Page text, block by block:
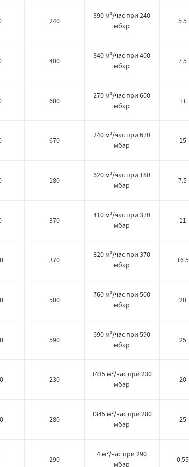
240
390 м³/час при 240
мбар
5.5
400
340 м³/час при 400
мбар
7.5
600
270 м³/час при 600
мбар
11
670
240 м³/час при 670
мбар
15
180
620 м³/час при 180
мбар
7.5
370
410 м³/час при 370
мбар
11
370
820 м³/час при 370
мбар
16.5
500
760 м³/час при 500
мбар
20
590
690 м³/час при 590
мбар
25
230
1435 м³/час при 230
мбар
20
280
1345 м³/час при 280
мбар
25
290
4 м³/час при 290
мбар
0.55